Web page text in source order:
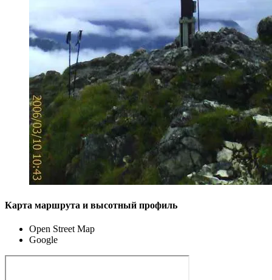
Карта маршрута и высотный профиль
Open Street Map
Google